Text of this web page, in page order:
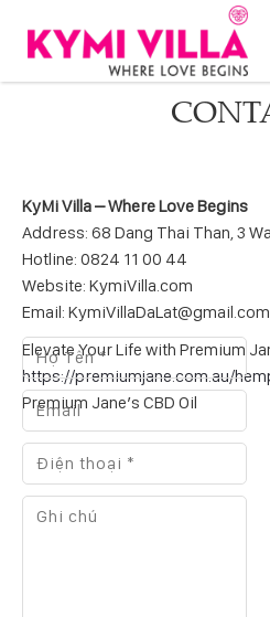
KyMi Villa – Where Love Begins
Address: 68 Dang Thai Than, 3
Hotline: 0824 11 00 44
Website: KymiVilla.com
Email: KymiVillaDaLat@gmail.com
Elevate Your Life with Premium
https://premiumjane.com.au/
Premium Jane’s CBD Oil